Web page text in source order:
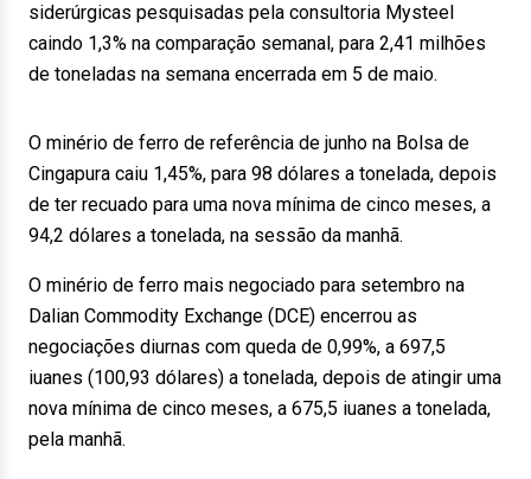
siderúrgicas pesquisadas pela consultoria Mysteel
caindo 1,3% na comparação semanal, para 2,41 milhões
de toneladas na semana encerrada em 5 de maio.
O minério de ferro de referência de junho na Bolsa de
Cingapura caiu 1,45%, para 98 dólares a tonelada, depois
de ter recuado para uma nova mínima de cinco meses, a
94,2 dólares a tonelada, na sessão da manhã.
O minério de ferro mais negociado para setembro na
Dalian Commodity Exchange (DCE) encerrou as
negociações diurnas com queda de 0,99%, a 697,5
iuanes (100,93 dólares) a tonelada, depois de atingir uma
nova mínima de cinco meses, a 675,5 iuanes a tonelada,
pela manhã.